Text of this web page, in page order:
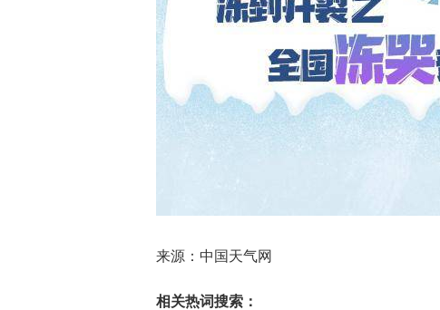
来源：中国天气网
相关热词搜索：